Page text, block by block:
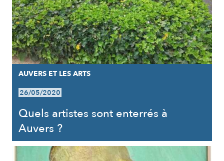
AUVERS ET LES ARTS
26/05/2020
Quels artistes sont enterrés à
Auvers ?